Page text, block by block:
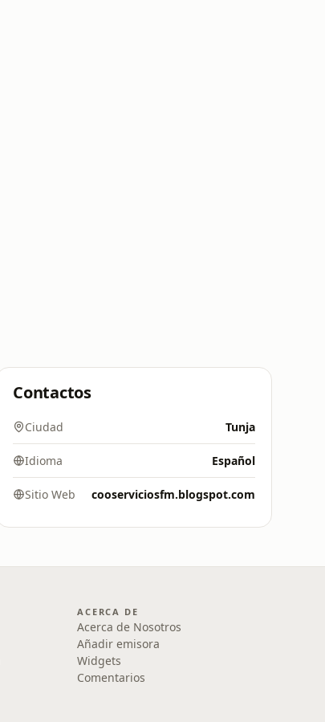
Contactos
Ciudad Tunja
Idioma Español
Sitio Web cooserviciosfm.blogspot.com
ACERCA DE
Acerca de Nosotros
Añadir emisora
Widgets
Comentarios